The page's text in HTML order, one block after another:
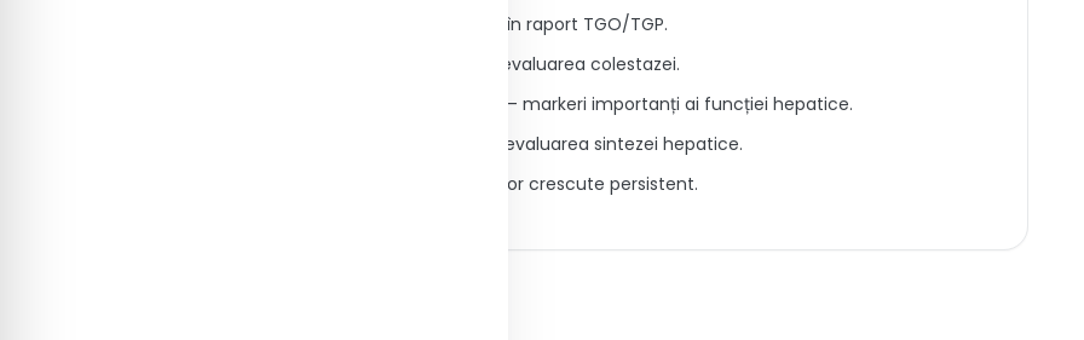
TGO (AST) – interpretarea se face în raport TGO/TGP.
GGT și fosfatază alcalină – utile în evaluarea colestazei.
Bilirubina totală, directă și indirectă – markeri importanți ai funcției hepatice.
Albumină, proteine totale – pentru evaluarea sintezei hepatice.
Ecografie hepatică – în cazul valorilor crescute persistent.